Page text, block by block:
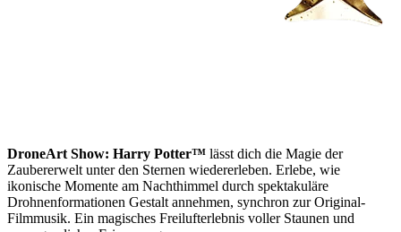
DroneArt Show: Harry Potter™ lässt dich die Magie der
Zaubererwelt unter den Sternen wiedererleben. Erlebe, wie
ikonische Momente am Nachthimmel durch spektakuläre
Drohnenformationen Gestalt annehmen, synchron zur Original-
Filmmusik. Ein magisches Freilufterlebnis voller Staunen und